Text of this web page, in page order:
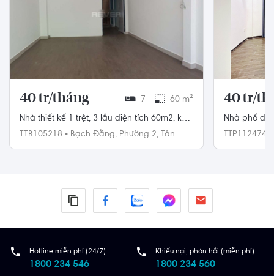
40 tr/tháng 7 60 m²
Nhà thiết kế 1 trệt, 3 lầu diện tích 60m2, khu
vực dân cư hiện hữu.
TTB105218 • Bạch Đằng, Phường 2, Tân
40 tr/
Nhà phố
khu dân cư
TTP112474
Hotline miễn phí (24/7)
1800 234 546
Khiếu nại, phản hồi (miễn phí)
1800 234 560